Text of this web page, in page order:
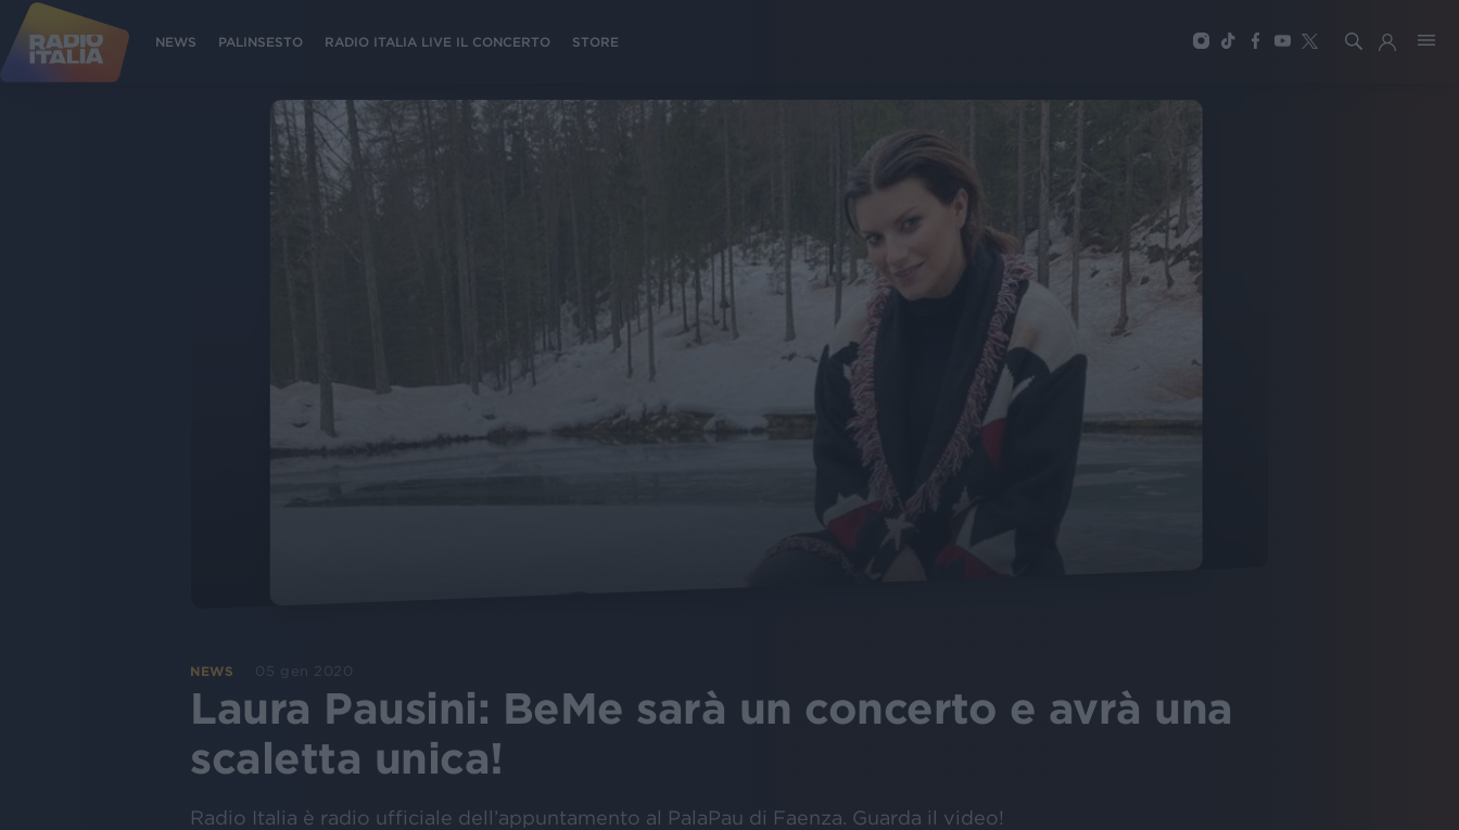
NEWS PALINSESTO RADIO ITALIA LIVE IL CONCERTO STORE
NEWS 05 gen 2020
Laura Pausini: BeMe sarà un concerto e avrà una
scaletta unica!
Radio Italia è radio ufficiale dell’appuntamento al PalaPau di Faenza. Guarda il video!